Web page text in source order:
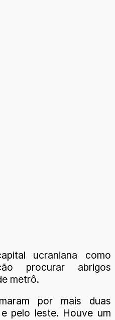
ucraniana como
procurar abrigos
metrô.
por mais duas
pelo leste. Houve um